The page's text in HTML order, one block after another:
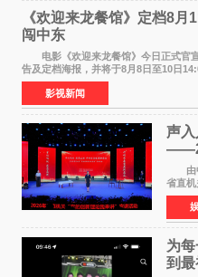
《欢迎来龙餐馆》定档8
闯中东
电影《欢迎来龙餐馆》今日正式官
告及定档海报，并将于8月8日至10日
食大片，影片讲述的是中国厨师徐福（沈
影视新闻
声
论
由中
省直机
至5日
开创
特色
为
到